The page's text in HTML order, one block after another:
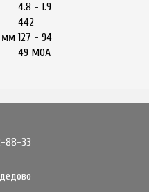
4.8 - 1.9
442
мм 127 - 94
49 MOA
88-33